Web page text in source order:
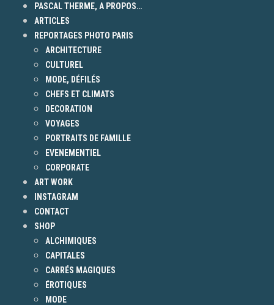
PASCAL THERME, A PROPOS…
ARTICLES
REPORTAGES PHOTO PARIS
ARCHITECTURE
CULTUREL
MODE, DÉFILÉS
CHEFS ET CLIMATS
DECORATION
VOYAGES
PORTRAITS DE FAMILLE
EVENEMENTIEL
CORPORATE
ART WORK
INSTAGRAM
CONTACT
SHOP
ALCHIMIQUES
CAPITALES
CARRÉS MAGIQUES
ÉROTIQUES
MODE